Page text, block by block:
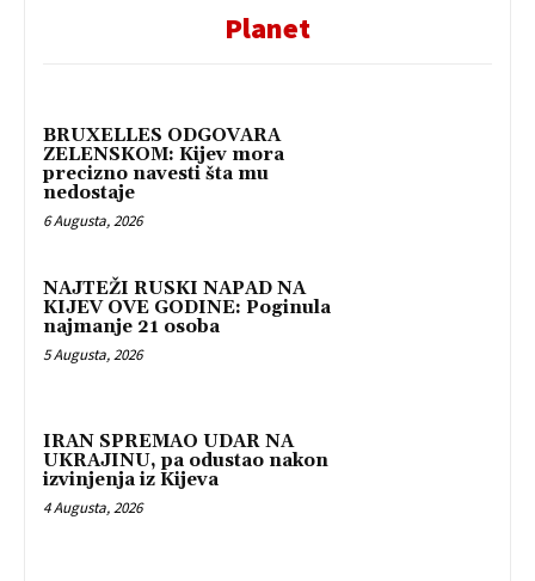
Planet
BRUXELLES ODGOVARA
ZELENSKOM: Kijev mora
precizno navesti šta mu
nedostaje
6 Augusta, 2026
NAJTEŽI RUSKI NAPAD NA
KIJEV OVE GODINE: Poginula
najmanje 21 osoba
5 Augusta, 2026
IRAN SPREMAO UDAR NA
UKRAJINU, pa odustao nakon
izvinjenja iz Kijeva
4 Augusta, 2026